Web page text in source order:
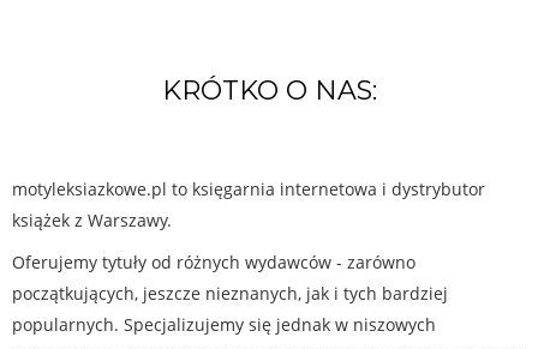
KRÓTKO O NAS:
motyleksiazkowe.pl to księgarnia internetowa i dystrybutor
książek z Warszawy.
Oferujemy tytuły od różnych wydawców - zarówno
początkujących, jeszcze nieznanych, jak i tych bardziej
popularnych. Specjalizujemy się jednak w niszowych